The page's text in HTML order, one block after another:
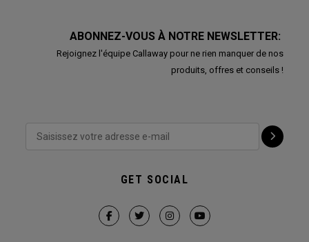
ABONNEZ-VOUS À NOTRE NEWSLETTER:
Rejoignez l'équipe Callaway pour ne rien manquer de nos
produits, offres et conseils !
GET SOCIAL